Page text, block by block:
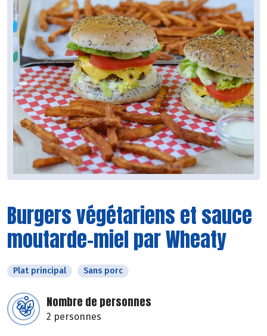
Burgers végétariens et sauce
moutarde-miel par Wheaty
Plat principal Sans porc
Nombre de personnes
2 personnes